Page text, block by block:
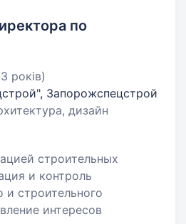
по
років)
Запорожспецстрой
дизайн
строительных
и контроль
и строительного
интересов